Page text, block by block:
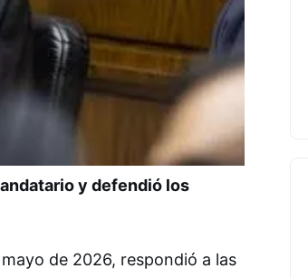
y defendió los
de 2026, respondió a las